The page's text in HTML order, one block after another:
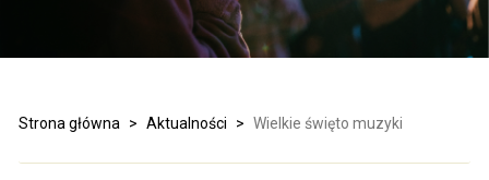
Strona główna > Aktualności > Wielkie święto muzyki